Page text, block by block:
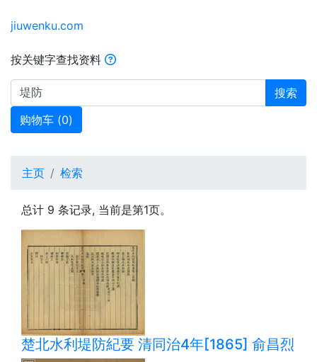
jiuwenku.com
按关键字查找资料
搜索
购物车 (0)
主页 检索
总计 9 条记录, 当前是第1页。
楚北水利堤防紀要 清同治4年[1865] 俞昌烈